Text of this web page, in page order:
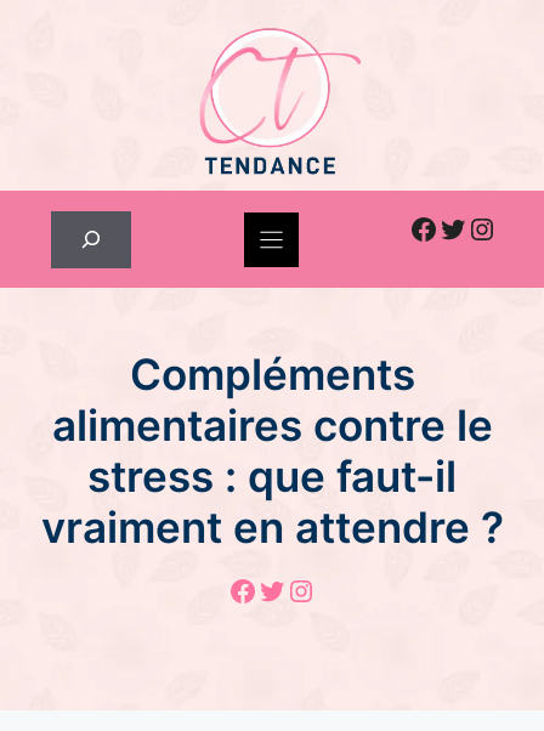
Facebook
Twitter
Compléments
alimentaires contre le
stress : que faut-il
vraiment en attendre ?
Facebook
Twitter
Instagram